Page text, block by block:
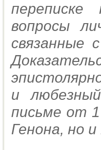
вопросы
связанные
и
письме от 1
Генона, но